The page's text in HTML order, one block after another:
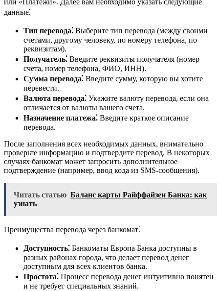
данные⁚
Тип перевода⁚ Выберите тип перевода (между своими
счетами, другому человеку, по номеру телефона, по
реквизитам).
Получатель⁚ Введите реквизиты получателя (номер
счета, номер телефона, ФИО, ИНН).
Сумма перевода⁚ Введите сумму, которую вы хотите
перевести.
Валюта перевода⁚ Укажите валюту перевода, если она
отличается от валюты вашего счета.
Назначение платежа⁚ Введите краткое описание
перевода.
После заполнения всех необходимых данных, внимательно
проверьте информацию и подтвердите перевод. В некоторых
случаях банкомат может запросить дополнительное
подтверждение (например, ввод кода из SMS-сообщения).
Читать статью Баланс карты Райффайзен Банка: как
узнать
Преимущества перевода через банкомат⁚
Доступность⁚ Банкоматы Европа Банка доступны в
разных районах города, что делает перевод денег
доступным для всех клиентов банка.
Простота⁚ Процесс перевода денег интуитивно понятен
и не требует специальных знаний.